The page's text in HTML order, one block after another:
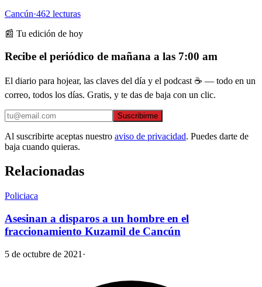
Cancún·462 lecturas
📰 Tu edición de hoy
Recibe el periódico de mañana a las 7:00 am
El diario para hojear, las claves del día y el podcast ☕ — todo en un
correo, todos los días. Gratis, y te das de baja con un clic.
Suscribirme
Al suscribirte aceptas nuestro aviso de privacidad. Puedes darte de
baja cuando quieras.
Relacionadas
Policiaca
Asesinan a disparos a un hombre en el
fraccionamiento Kuzamil de Cancún
5 de octubre de 2021 ·